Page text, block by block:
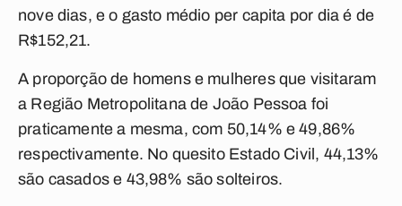
nove dias, e o gasto médio per capita por dia é de
R$152,21.
A proporção de homens e mulheres que visitaram
a Região Metropolitana de João Pessoa foi
praticamente a mesma, com 50,14% e 49,86%
respectivamente. No quesito Estado Civil, 44,13%
são casados e 43,98% são solteiros.